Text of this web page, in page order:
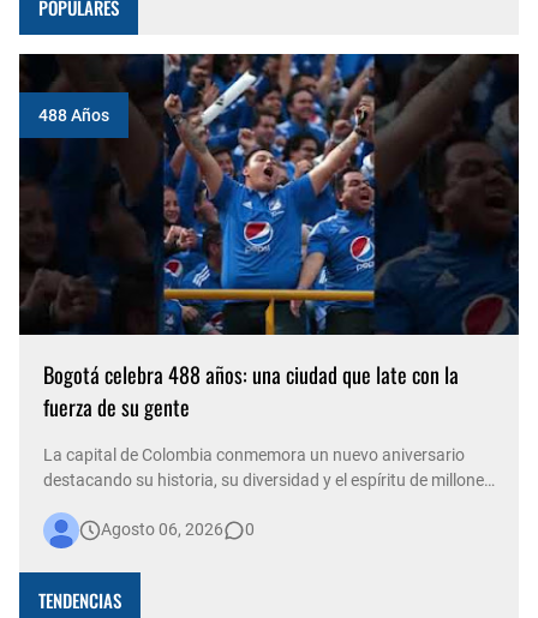
POPULARES
488 Años
Bogotá celebra 488 años: una ciudad que late con la
fuerza de su gente
La capital de Colombia conmemora un nuevo aniversario
destacando su historia, su diversidad y el espíritu de millones
construyen cada día una ciudad más viva. Bogotá está de
Agosto 06, 2026 0
TENDENCIAS